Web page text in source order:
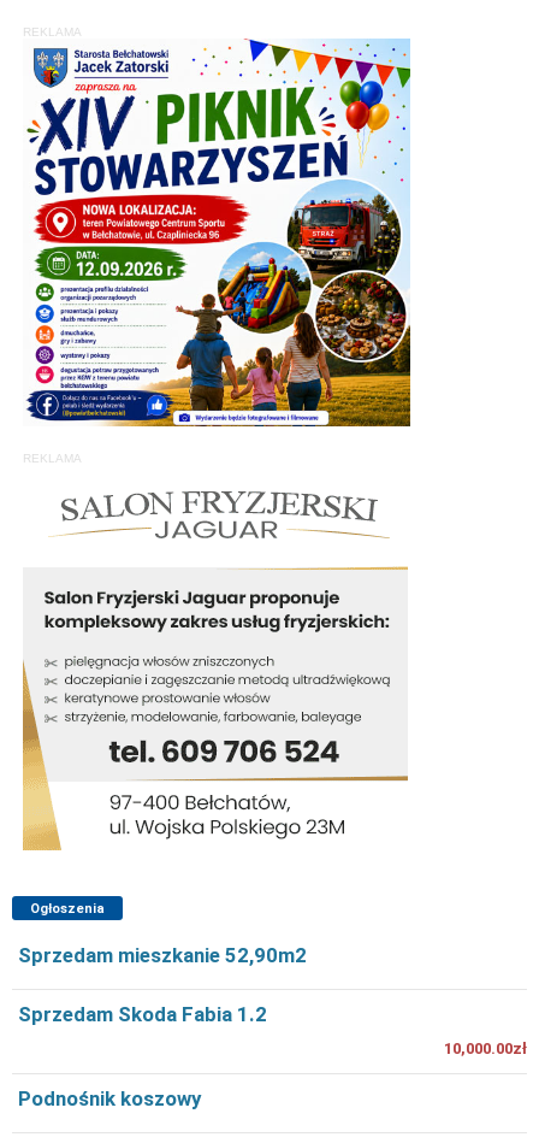
REKLAMA
REKLAMA
Ogłoszenia
Sprzedam mieszkanie 52,90m2
Sprzedam Skoda Fabia 1.2
10,000.00zł
Podnośnik koszowy